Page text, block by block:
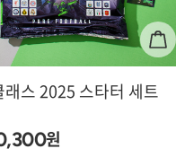
래스 2025 스타터 세트
원